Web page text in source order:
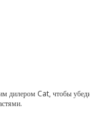
дилером Cat, чтобы